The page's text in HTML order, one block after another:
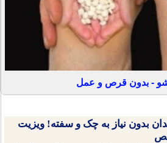
شو - بدون قرص و عمل
بدون نیاز به چک و سفته! ویزیت